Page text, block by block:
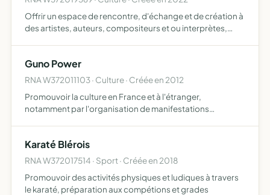
Offrir un espace de rencontre, d'échange et de création à
des artistes, auteurs, compositeurs et ou interprètes,
p…
Guno Power
RNA W372011103 · Culture · Créée en 2012
Promouvoir la culture en France et à l'étranger,
notamment par l'organisation de manifestations
studio et de divers…
Karaté Blérois
RNA W372017514 · Sport · Créée en 2018
Promouvoir des activités physiques et ludiques à travers
le karaté, préparation aux compétions et grades